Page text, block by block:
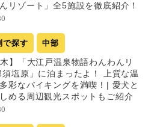
リゾート」全5施設を徹底紹介！
で探す 中部
】「大江戸温泉物語わんわんリ
須塩原」に泊まったよ！ 上質な温
彩なバイキングを満喫！| 愛犬と
める周辺観光スポットもご紹介